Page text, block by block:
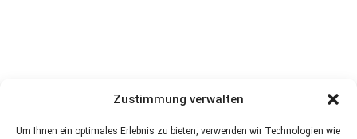
Zustimmung verwalten
Um Ihnen ein optimales Erlebnis zu bieten, verwenden wir Technologien wie